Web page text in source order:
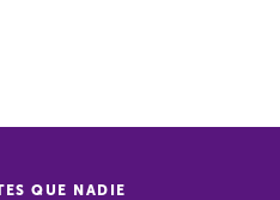
QUE NADIE